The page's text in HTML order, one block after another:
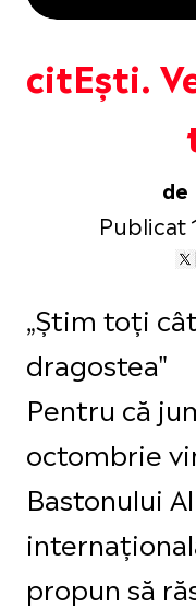
citEști.
de
Publicat
„Știm toți
dragostea"
Pentru că
octombrie
Bastonului
propun să